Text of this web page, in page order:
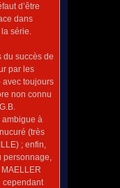
d’être
dans
série.
du succès de
par les
avec toujours
non connu
ambigue à
(très
; enfin,
personnage,
cependant